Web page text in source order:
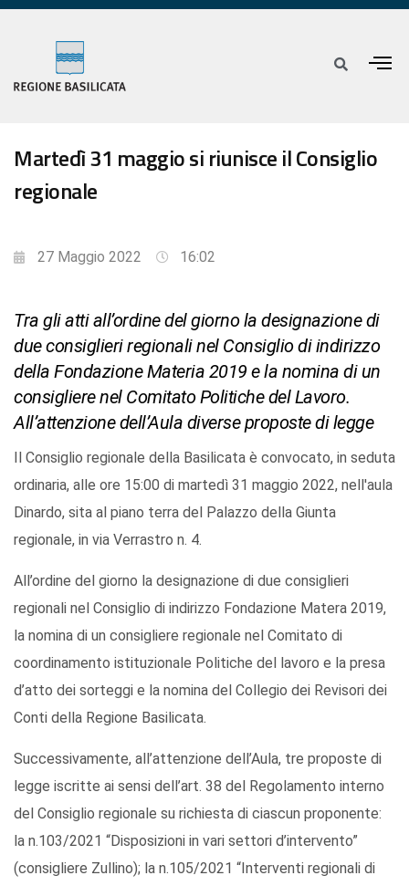
Martedì 31 maggio si riunisce il Consiglio
regionale
27 Maggio 2022 16:02
Tra gli atti all’ordine del giorno la designazione di
due consiglieri regionali nel Consiglio di indirizzo
della Fondazione Materia 2019 e la nomina di un
consigliere nel Comitato Politiche del Lavoro.
All’attenzione dell’Aula diverse proposte di legge
Il Consiglio regionale della Basilicata è convocato, in seduta
ordinaria, alle ore 15:00 di martedì 31 maggio 2022, nell'aula
Dinardo, sita al piano terra del Palazzo della Giunta
regionale, in via Verrastro n. 4.
All’ordine del giorno la designazione di due consiglieri
regionali nel Consiglio di indirizzo Fondazione Matera 2019,
la nomina di un consigliere regionale nel Comitato di
coordinamento istituzionale Politiche del lavoro e la presa
d’atto dei sorteggi e la nomina del Collegio dei Revisori dei
Conti della Regione Basilicata.
Successivamente, all’attenzione dell’Aula, tre proposte di
legge iscritte ai sensi dell’art. 38 del Regolamento interno
del Consiglio regionale su richiesta di ciascun proponente:
la n.103/2021 “Disposizioni in vari settori d’intervento”
(consigliere Zullino); la n.105/2021 “Interventi regionali di